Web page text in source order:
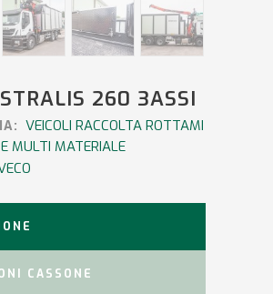
260 3ASSI
VEICOLI RACCOLTA ROTTAMI
MULTI MATERIALE
CASSONE